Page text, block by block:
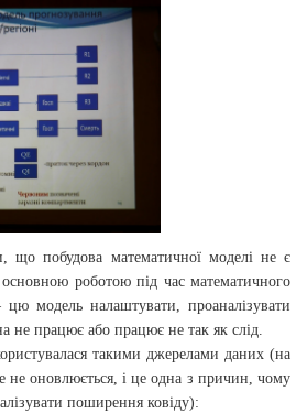
побудова математичної моделі не є
роботою під час математичного
модель налаштувати, проаналізувати
не працює або працює не так як слід.
такими джерелами даних (на
не оновлюється, і це одна з причин, чому
поширення ковіду):